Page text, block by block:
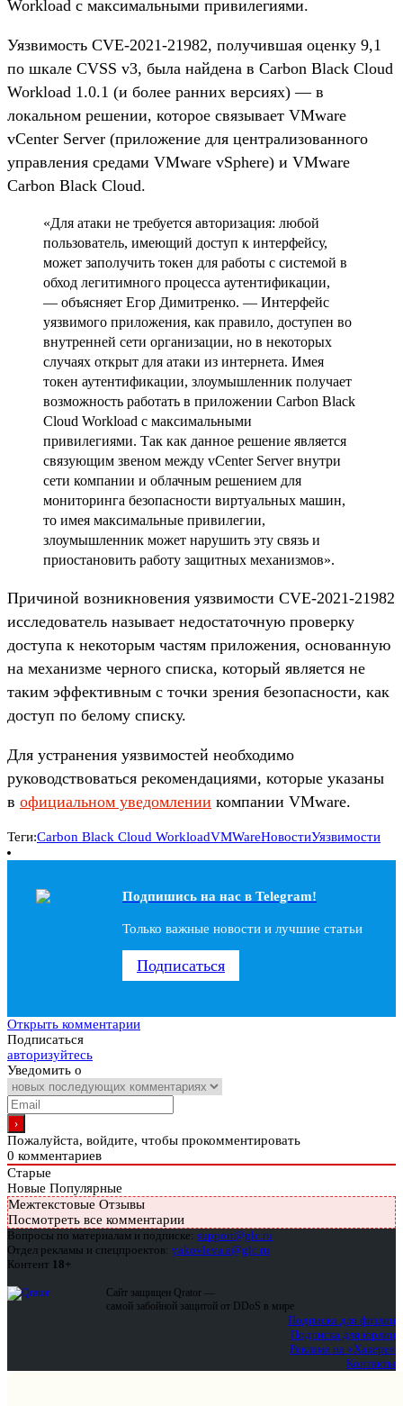
Workload с максимальными привилегиями.
Уязвимость CVE-2021-21982, получившая оценку 9,1
по шкале CVSS v3, была найдена в Carbon Black Cloud
Workload 1.0.1 (и более ранних версиях) — в
локальном решении, которое связывает VMware
vCenter Server (приложение для централизованного
управления средами VMware vSphere) и VMware
Carbon Black Cloud.
«Для атаки не требуется авторизация: любой
пользователь, имеющий доступ к интерфейсу,
может заполучить токен для работы с системой в
обход легитимного процесса аутентификации,
— объясняет Егор Димитренко. — Интерфейс
уязвимого приложения, как правило, доступен во
внутренней сети организации, но в некоторых
случаях открыт для атаки из интернета. Имея
токен аутентификации, злоумышленник получает
возможность работать в приложении Carbon Black
Cloud Workload с максимальными
привилегиями. Так как данное решение является
связующим звеном между vCenter Server внутри
сети компании и облачным решением для
мониторинга безопасности виртуальных машин,
то имея максимальные привилегии,
злоумышленник может нарушить эту связь и
приостановить работу защитных механизмов».
Причиной возникновения уязвимости CVE-2021-21982
исследователь называет недостаточную проверку
доступа к некоторым частям приложения, основанную
на механизме черного списка, который является не
таким эффективным с точки зрения безопасности, как
доступ по белому списку.
Для устранения уязвимостей необходимо
руководствоваться рекомендациями, которые указаны
в официальном уведомлении компании VMware.
Теги:Carbon Black Cloud WorkloadVMWareНовостиУязвимости
Подпишись на наc в Telegram!
Только важные новости и лучшие статьи
Подписаться
Открыть комментарии
Подписаться
авторизуйтесь
Уведомить о
Пожалуйста, войдите, чтобы прокомментировать
0 комментариев
Старые
Новые Популярные
Межтекстовые Отзывы
Посмотреть все комментарии
Вопросы по материалам и подписке: support@glc.ru
Отдел рекламы и спецпроектов: yakovleva.a@glc.ru
Контент 18+
Сайт защищен Qrator —
самой забойной защитой от DDoS в мире
Подписка для физлиц
Подписка для юрлиц
Реклама на «Хакере»
Контакты